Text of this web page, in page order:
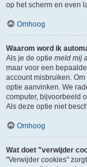
op het scherm en even
Omhoog
Waarom word ik
Als je de optie meld mij
maar voor een
account misbruiken.
optie aanvinken. We
computer, bijvoorbeeld
Als deze optie niet
Omhoog
Wat doet "verwijder
"Verwijder cookies"